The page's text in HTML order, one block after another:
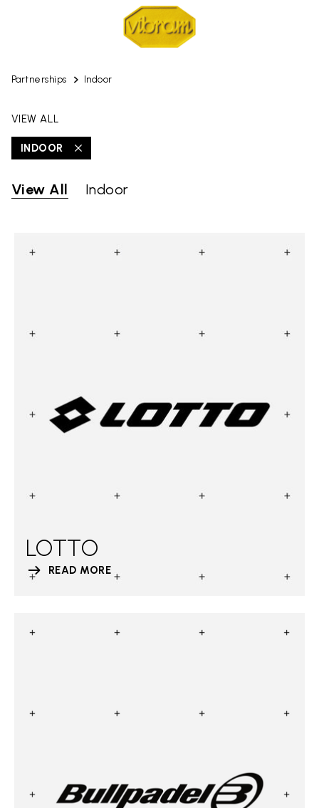
Partnerships Indoor
VIEW ALL
INDOOR
View All Indoor
LOTTO
READ MORE